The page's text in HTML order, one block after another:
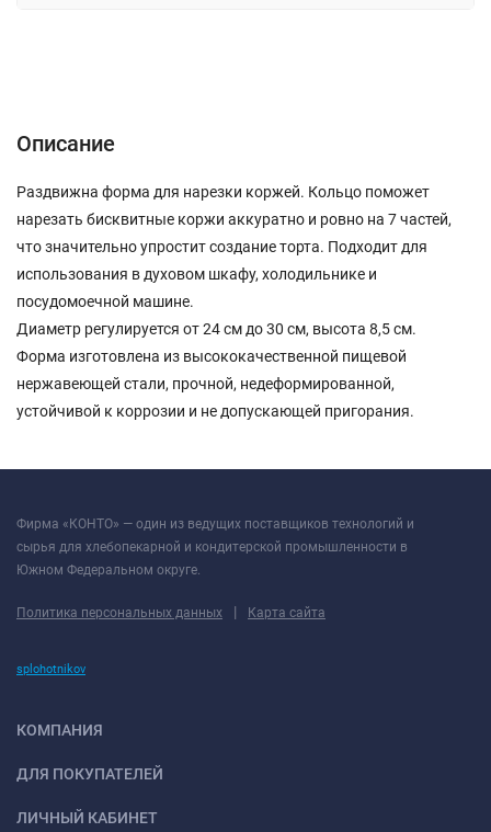
Описание
Раздвижна форма для нарезки коржей. Кольцо поможет
нарезать бисквитные коржи аккуратно и ровно на 7 частей,
что значительно упростит создание торта. Подходит для
использования в духовом шкафу, холодильнике и
посудомоечной машине.
Диаметр регулируется от 24 см до 30 см, высота 8,5 см.
Форма изготовлена из высококачественной пищевой
нержавеющей стали, прочной, недеформированной,
устойчивой к коррозии и не допускающей пригорания.
Фирма «КОНТО» — один из ведущих поставщиков технологий и
сырья для хлебопекарной и кондитерской промышленности в
Южном Федеральном округе.
Политика персональных данных | Карта сайта
splohotnikov
КОМПАНИЯ
ДЛЯ ПОКУПАТЕЛЕЙ
ЛИЧНЫЙ КАБИНЕТ